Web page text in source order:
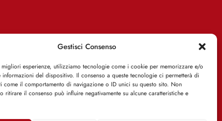
Gestisci Consenso
esperienze, utilizziamo tecnologie come i cookie per memorizzare e/o
informazioni del dispositivo. Il consenso a queste tecnologie ci permetterà di
come il comportamento di navigazione o ID unici su questo sito. Non
ritirare il consenso può influire negativamente su alcune caratteristiche e